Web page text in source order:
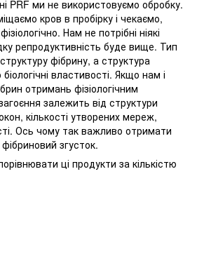
PRF ми не використовуємо обробку.
кров в пробірку і чекаємо,
Нам не потрібні ніякі
репродуктивність буде вище. Тип
фібрину, а структура
властивості. Якщо нам і
отримань фізіологічним
залежить від структури
кількості утворених мереж,
Ось чому так важливо отримати
згусток.
ці продукти за кількістю